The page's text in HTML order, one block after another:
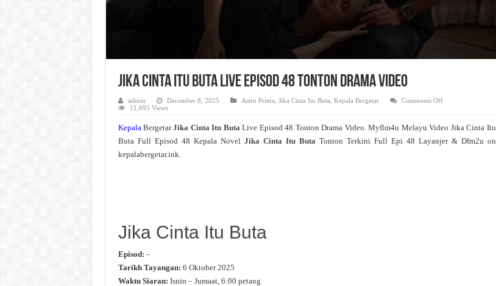
Jika Cinta Itu Buta Live Episod 48 Tonton Drama Video
admin December 8, 2025 Astro Prima Jika Cinta Itu Buta Kepala Bergetar Comments Offon
Buta
Episod
11,695 Views
KepalaBergetarJika Cinta Itu ButaLive Episod 48 Tonton Drama Video. Myflm4u Melayu Video Jika Cinta Itu
Buta Full Episod 48 Kepala NovelJika Cinta Itu Buta Tonton Terkini Full Epi 48 Layanjer & Dfm2u on
kepalabergetar.ink.
Jika Cinta Itu Buta
Episod: –
Tarikh Tayangan: 6 Oktober 2025
Waktu Siaran: Isnin – Jumaat, 6:00 petang